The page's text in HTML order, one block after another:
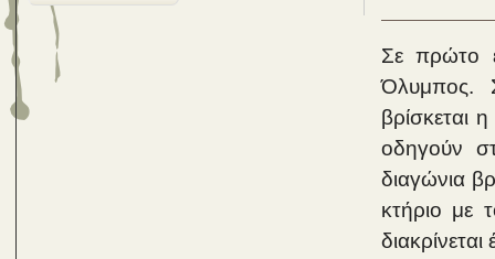
Σε πρώτο
Όλυμπος.
βρίσκεται
οδηγούν
διαγώνια
κτήριο με